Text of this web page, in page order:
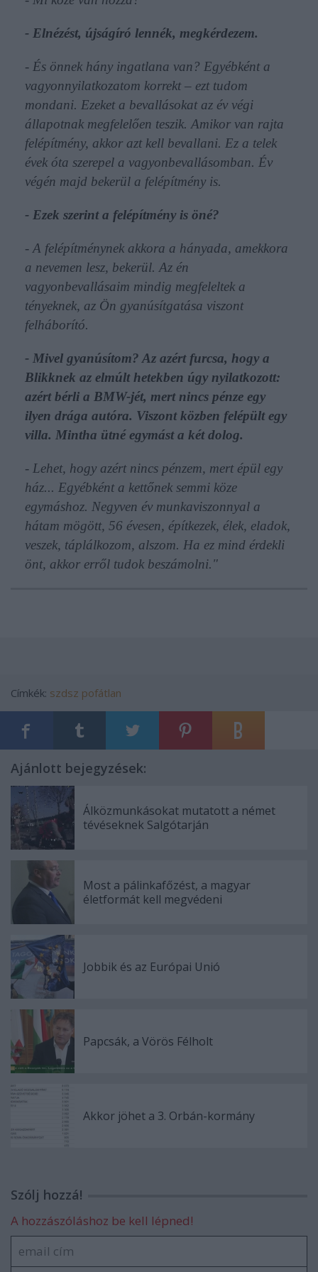
- Elnézést, újságíró lennék, megkérdezem.
- És önnek hány ingatlana van? Egyébként a
vagyonnyilatkozatom korrekt – ezt tudom
mondani. Ezeket a bevallásokat az év végi
állapotnak megfelelően teszik. Amikor van rajta
felépítmény, akkor azt kell bevallani. Ez a telek
évek óta szerepel a vagyonbevallásomban. Év
végén majd bekerül a felépítmény is.
- Ezek szerint a felépítmény is öné?
- A felépítménynek akkora a hányada, amekkora
a nevemen lesz, bekerül. Az én
vagyonbevallásaim mindig megfeleltek a
tényeknek, az Ön gyanúsítgatása viszont
felháborító.
- Mivel gyanúsítom? Az azért furcsa, hogy a
Blikknek az elmúlt hetekben úgy nyilatkozott:
azért bérli a BMW-jét, mert nincs pénze egy
ilyen drága autóra. Viszont közben felépült egy
villa. Mintha ütné egymást a két dolog.
- Lehet, hogy azért nincs pénzem, mert épül egy
ház... Egyébként a kettőnek semmi köze
egymáshoz. Negyven év munkaviszonnyal a
hátam mögött, 56 évesen, építkezek, élek, eladok,
veszek, táplálkozom, alszom. Ha ez mind érdekli
önt, akkor erről tudok beszámolni."
Címkék: szdsz pofátlan
Ajánlott bejegyzések:
Álközmunkásokat mutatott a német
tévéseknek Salgótarján
Most a pálinkafőzést, a magyar
életformát kell megvédeni
Jobbik és az Európai Unió
Papcsák, a Vörös Félholt
Akkor jöhet a 3. Orbán-kormány
Szólj hozzá!
A hozzászóláshoz be kell lépned!